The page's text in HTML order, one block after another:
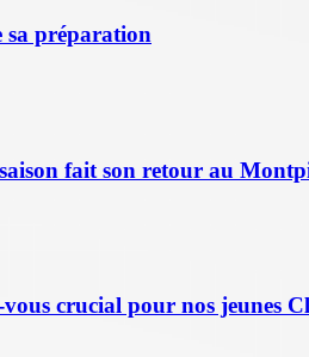
sa préparation
fait son retour au
crucial pour nos jeunes